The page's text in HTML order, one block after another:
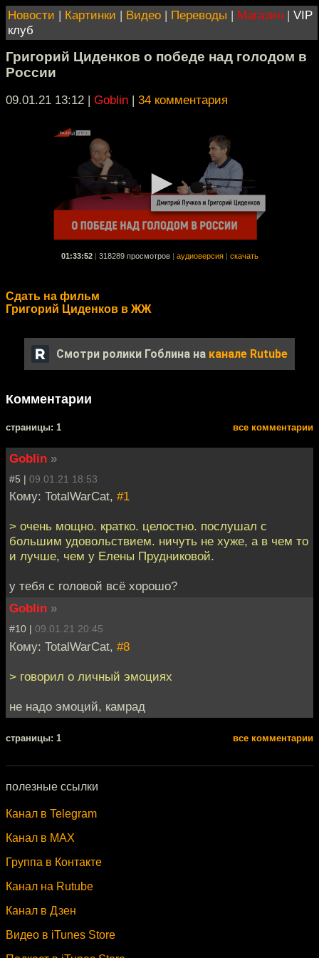
Новости | Картинки | Видео | Переводы | Магазин | VIP
клуб
Григорий Циденков о победе над голодом в
России
09.01.21 13:12 | Goblin | 34 комментария
01:33:52 318289 просмотров аудиоверсия скачать
Сдать на фильм
Григорий Циденков в ЖЖ
Смотри ролики Гоблина на канале Rutube
Комментарии
cтраницы: 1 все комментарии
Goblin »
#5 | 09.01.21 18:53
Кому: TotalWarCat, #1
> очень мощно. кратко. целостно. послушал с
большим удовольствием. ничуть не хуже, а в чем то
и лучше, чем у Елены Прудниковой.
у тебя с головой всё хорошо?
Goblin »
#10 | 09.01.21 20:45
Кому: TotalWarCat, #8
> говорил о личный эмоциях
не надо эмоций, камрад
cтраницы: 1 все комментарии
полезные ссылки
Канал в Telegram
Канал в MAX
Группа в Контакте
Канал на Rutube
Канал в Дзен
Видео в iTunes Store